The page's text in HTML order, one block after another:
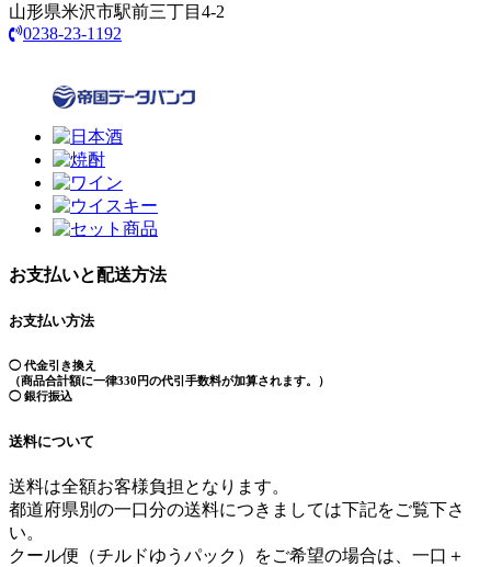
山形県米沢市駅前三丁目4-2
0238-23-1192
お支払いと配送方法
お支払い方法
◯ 代金引き換え
（商品合計額に一律330円の代引手数料が加算されます。）
◯ 銀行振込
送料について
送料は全額お客様負担となります。
都道府県別の一口分の送料につきましては下記をご覧下さ
い。
クール便（チルドゆうパック）をご希望の場合は、一口＋